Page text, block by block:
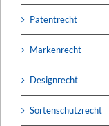
Patentrecht
Markenrecht
Designrecht
Sortenschutzrecht